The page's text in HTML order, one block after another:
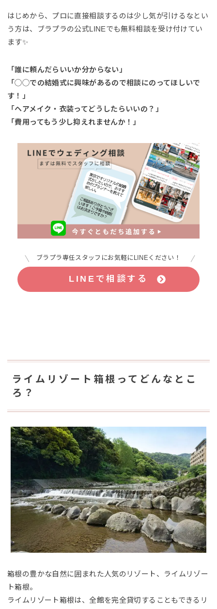
はじめから、プロに直接相談するのは少し気が引けるなとい
う方は、ブラプラの公式LINEでも無料相談を受け付けてい
ます✨
「誰に頼んだらいいか分からない」
「◯◯での結婚式に興味があるので相談にのってほしいで
す！」
「ヘアメイク・衣装ってどうしたらいいの？」
「費用ってもう少し抑えれませんか！」
ブラプラ専任スタッフにお気軽にLINEください！
LINEで相談する
ライムリゾート箱根ってどんなとこ
ろ？
箱根の豊かな自然に囲まれた人気のリゾート、ライムリゾー
ト箱根。
ライムリゾート箱根は、全館を完全貸切することもできるリ